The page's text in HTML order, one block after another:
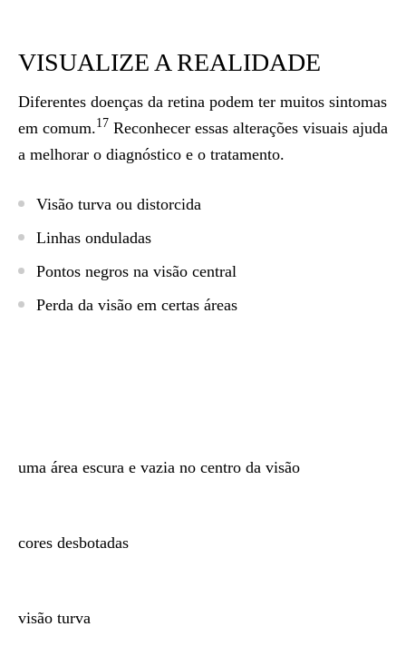
VISUALIZE A REALIDADE
Diferentes doenças da retina podem ter muitos sintomas
em comum.17 Reconhecer essas alterações visuais ajuda
a melhorar o diagnóstico e o tratamento.
Visão turva ou distorcida
Linhas onduladas
Pontos negros na visão central
Perda da visão em certas áreas
uma área escura e vazia no centro da visão
cores desbotadas
visão turva